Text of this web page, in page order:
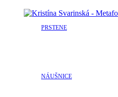
PRSTENE
NÁUŠNICE